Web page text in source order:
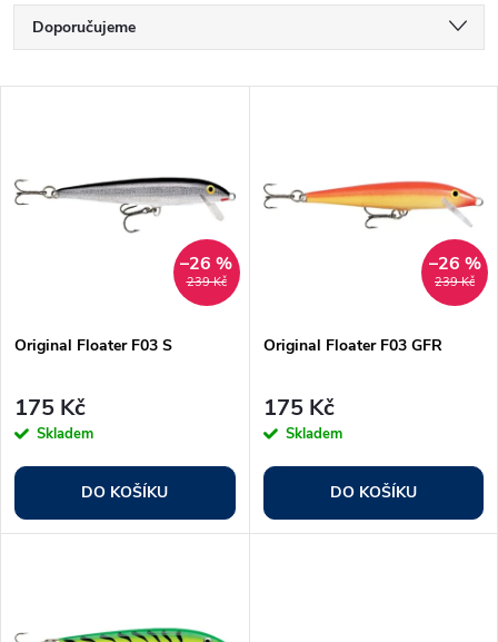
Ř
a
e
p
r
o
d
Doporučujeme
Abecedně
ý
p
s
p
r
o
239 Kč
–26 %
Original Floater F03 S
175 Kč
Skladem
DO KOŠÍKU
239 Kč
–26 %
Original Floater F03 GFR
175 Kč
Skladem
DO KOŠÍKU